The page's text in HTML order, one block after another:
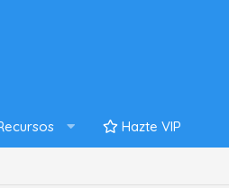
Hazte VIP